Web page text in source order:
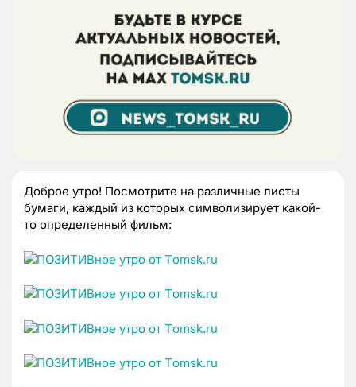
Доброе утро! Посмотрите на различные листы
бумаги, каждый из которых символизирует какой-
то определенный фильм: